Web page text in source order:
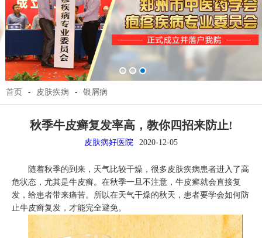
首页 - 皮肤疾病 - 银屑病
秋季牛皮癣复发率高，教你四招来防止!
皮肤病好医院 2020-12-05
随着秋季的到来，天气比较干燥，很多皮肤疾病患者进入了高
危状态，尤其是牛皮癣。在秋季一旦不注意，牛皮癣就会直接复
发，给患者带来痛苦。所以在天气干燥的秋天，患者要学会如何防
止牛皮癣复发，才能完全避免。